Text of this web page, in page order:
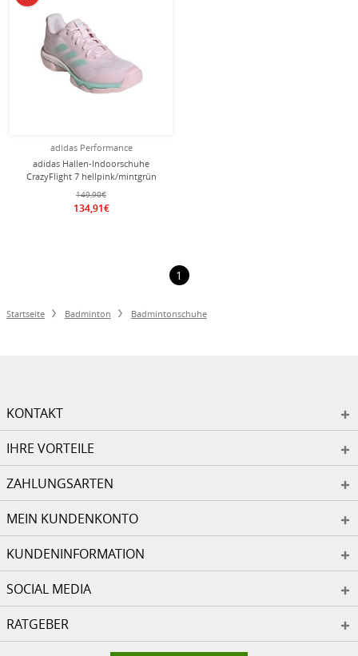
adidas Performance
adidas Hallen-Indoorschuhe
CrazyFlight 7 hellpink/mintgrün
Damen
149,90€
134,91€
1
Startseite Badminton Badmintonschuhe
KONTAKT
IHRE VORTEILE
ZAHLUNGSARTEN
MEIN KUNDENKONTO
KUNDENINFORMATION
SOCIAL MEDIA
RATGEBER